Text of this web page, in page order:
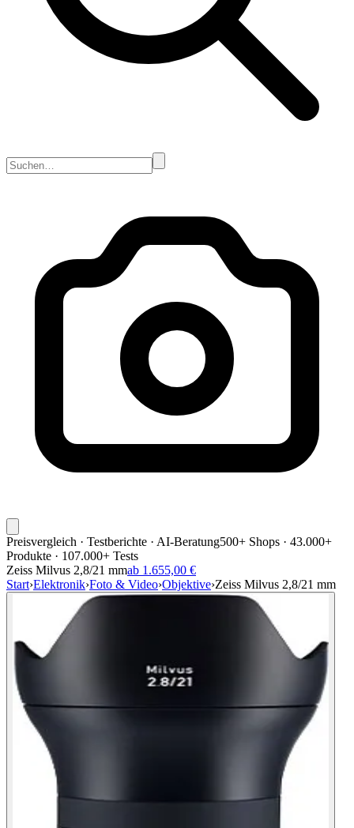
Preisvergleich · Testberichte · AI-Beratung500+ Shops · 43.000+
Produkte · 107.000+ Tests
Zeiss Milvus 2,8/21 mmab 1.655,00 €
Start›Elektronik›Foto & Video›Objektive›Zeiss Milvus 2,8/21 mm